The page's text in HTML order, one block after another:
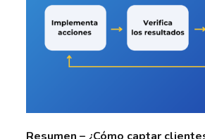
Resumen – ¿Cómo captar